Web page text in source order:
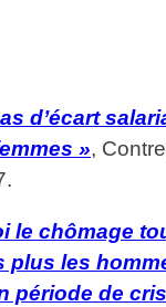
d’écart
»,
le chômage
plus les
période de